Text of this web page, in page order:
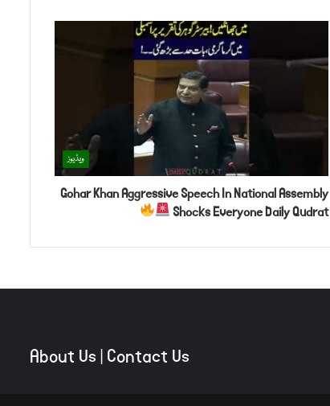
ویڈیوز
Gohar Khan Aggressive Speech In National Assembly
Shocks Everyone Daily Qudrat
About Us|Contact Us